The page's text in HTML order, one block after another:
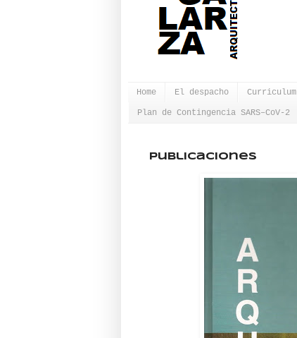
Home El despacho Curriculum
Plan de Contingencia SARS–CoV-2
Publicaciones